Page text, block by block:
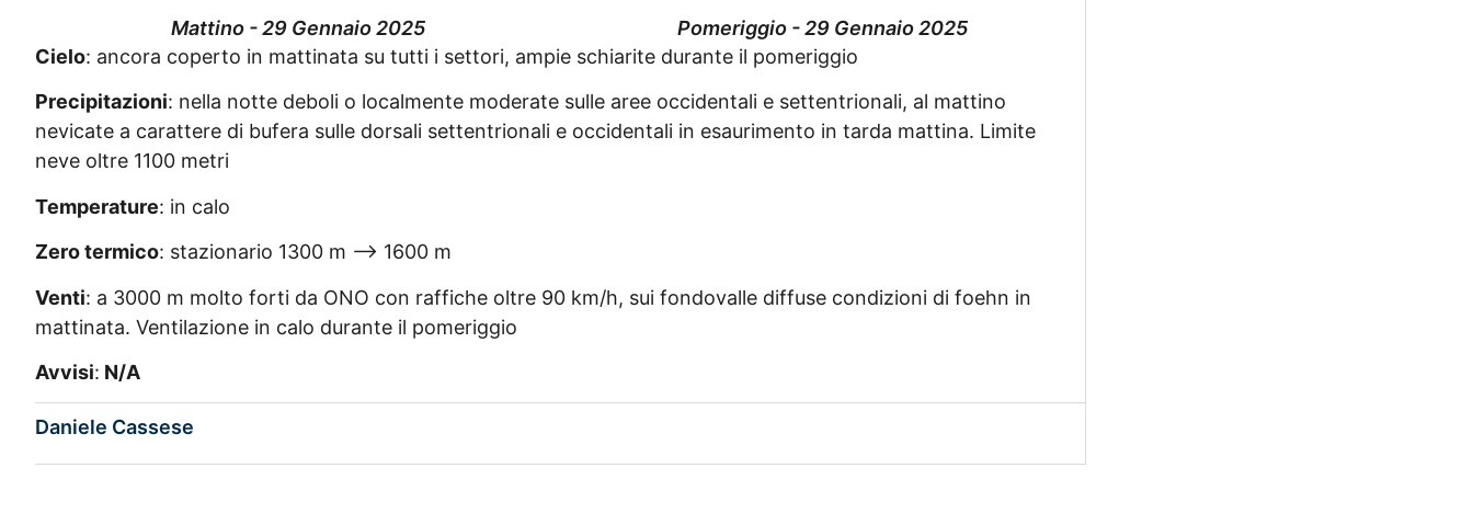
Mattino - 29 Gennaio 2025
Pomeriggio - 29 Gennaio 2025
Cielo: ancora coperto in mattinata su tutti i settori, ampie schiarite durante il pomeriggio
Precipitazioni: nella notte deboli o localmente moderate sulle aree occidentali e settentrionali, al mattino
nevicate a carattere di bufera sulle dorsali settentrionali e occidentali in esaurimento in tarda mattina. Limite
neve oltre 1100 metri
Temperature: in calo
Zero termico: stazionario 1300 m —> 1600 m
Venti: a 3000 m molto forti da ONO con raffiche oltre 90 km/h, sui fondovalle diffuse condizioni di foehn in
mattinata. Ventilazione in calo durante il pomeriggio
Avvisi: N/A
Daniele Cassese